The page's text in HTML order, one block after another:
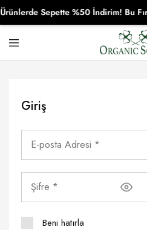
Organikscarf
Giriş
Beni hatırla
Sepette %50 İndirim! Bu